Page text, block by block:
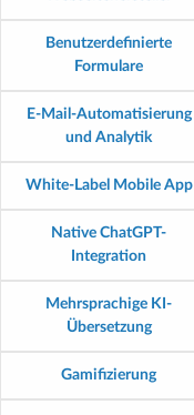
Benutzerdefinierte
Formulare
E-Mail-Automatisierung
und Analytik
White-Label Mobile App
Native ChatGPT-
Integration
Mehrsprachige KI-
Übersetzung
Gamifizierung